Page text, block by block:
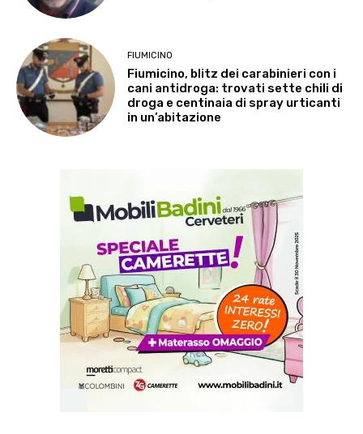
FIUMICINO
Fiumicino, blitz dei carabinieri con i
cani antidroga: trovati sette chili di
droga e centinaia di spray urticanti
in un’abitazione